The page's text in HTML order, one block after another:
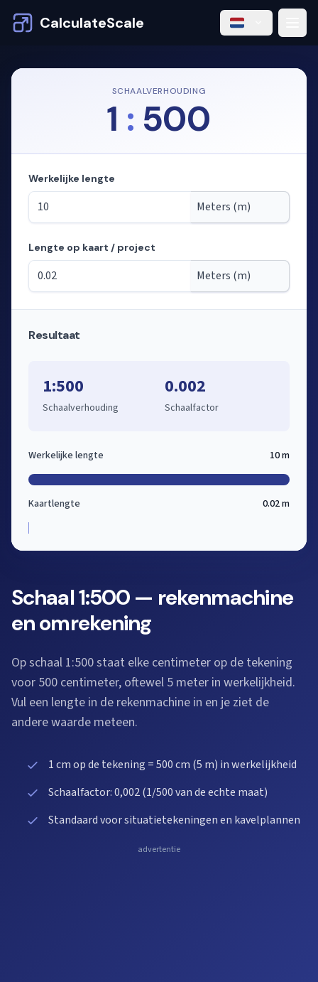
CalculateScale
Schaal 1:500 — rekenmachine
en omrekening
Op schaal 1:500 staat elke centimeter op de tekening
voor 500 centimeter, oftewel 5 meter in werkelijkheid.
Vul een lengte in de rekenmachine in en je ziet de
andere waarde meteen.
1 cm op de tekening = 500 cm (5 m) in werkelijkheid
Schaalfactor: 0,002 (1/500 van de echte maat)
Standaard voor situatietekeningen en kavelplannen
SCHAALVERHOUDING
1 : 500
Modus: lengtes berekenen uit de schaal
Werkelijke lengte
Lengte op kaart / project
Resultaat
1:500
Schaalverhouding
0.002
Schaalfactor
Werkelijke lengte 10 m
Kaartlengte 0.02 m
advertentie